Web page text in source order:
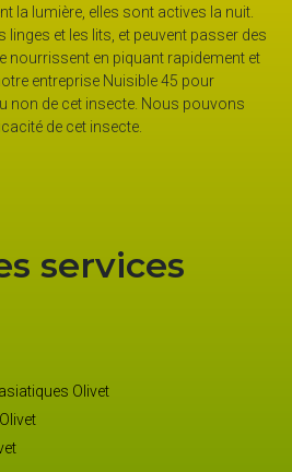
d’insectes nuisibles sans attendre
Pour avoir des résultats fiables,
un diagnostic pour savoir l’étendue de
la majorité des punaises. Si l’infestation
la lutte thermique peut suffire sans
technique, l’occupant n’est pas obligé
services
Olivet